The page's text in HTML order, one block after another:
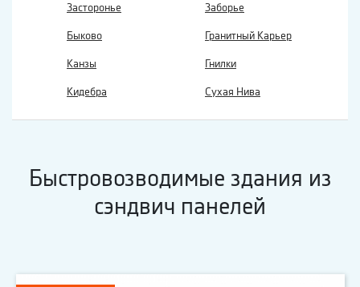
Засторонье Заборье
Быково Гранитный Карьер
Канзы Гнилки
Кидебра Сухая Нива
Быстровозводимые здания из
сэндвич панелей